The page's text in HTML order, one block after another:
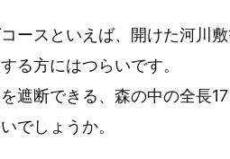
ースといえば、開けた河川敷
る方にはつらいです。
遮断できる、森の中の全長
でしょうか。